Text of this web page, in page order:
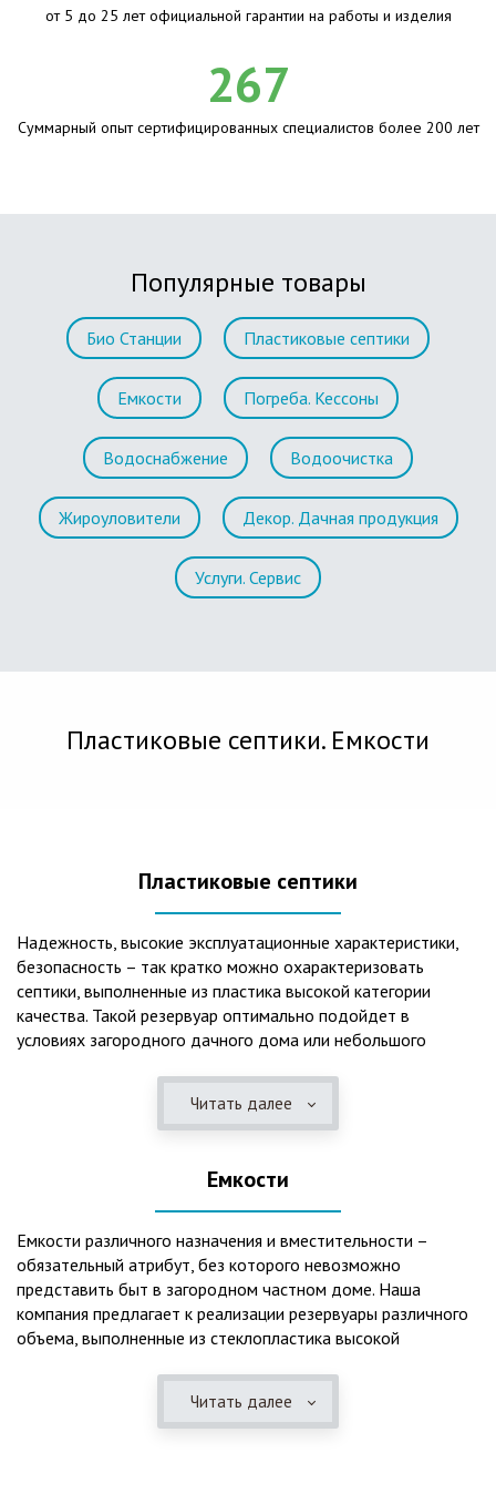
от 5 до 25 лет официальной гарантии на работы и изделия
267
Суммарный опыт сертифицированных специалистов более 200 лет
Популярные товары
Био Станции Пластиковые септики
Емкости Погреба. Кессоны
Водоснабжение Водоочистка
Жироуловители Декор. Дачная продукция
Услуги. Сервис
Пластиковые септики. Емкости
Пластиковые септики
Надежность, высокие эксплуатационные характеристики,
безопасность – так кратко можно охарактеризовать
септики, выполненные из пластика высокой категории
качества. Такой резервуар оптимально подойдет в
условиях загородного дачного дома или небольшого
механическая и биологическая очистка канализационных
Главная причина популярности пластиковых и
также отнести:
безупречное качество изготовления;
стойкость к высокому давлению грунта (даже в
ненаполненном состоянии);
полная герметичность, что гарантирует отсутствие
Читать далее
Емкости
Емкости различного назначения и вместительности –
обязательный атрибут, без которого невозможно
представить быт в загородном частном доме. Наша
компания предлагает к реализации резервуары различного
объема, выполненные из стеклопластика высокой
одна из основных сфер их практического использования –
это организация центров очистки, обустройство
Читать далее